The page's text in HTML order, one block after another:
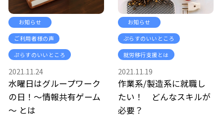
お知らせ
ご利用者様の声
ぷらすのいいところ
2021.11.24
水曜日はグループワーク
の日！～情報共有ゲーム
～ とは
お知らせ
ぷらすのいいところ
就労移行支援とは
2021.11.19
作業系/製造系に就職し
たい！ どんなスキルが
必要？